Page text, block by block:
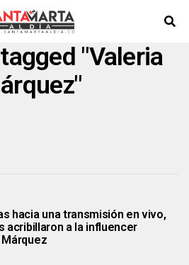
"Valeria
hacia una transmisión en vivo,
acribillaron a la influencer